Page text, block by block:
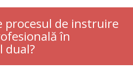
procesul de instruire
în
dual?